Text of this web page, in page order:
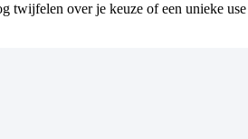
over je keuze of een unieke